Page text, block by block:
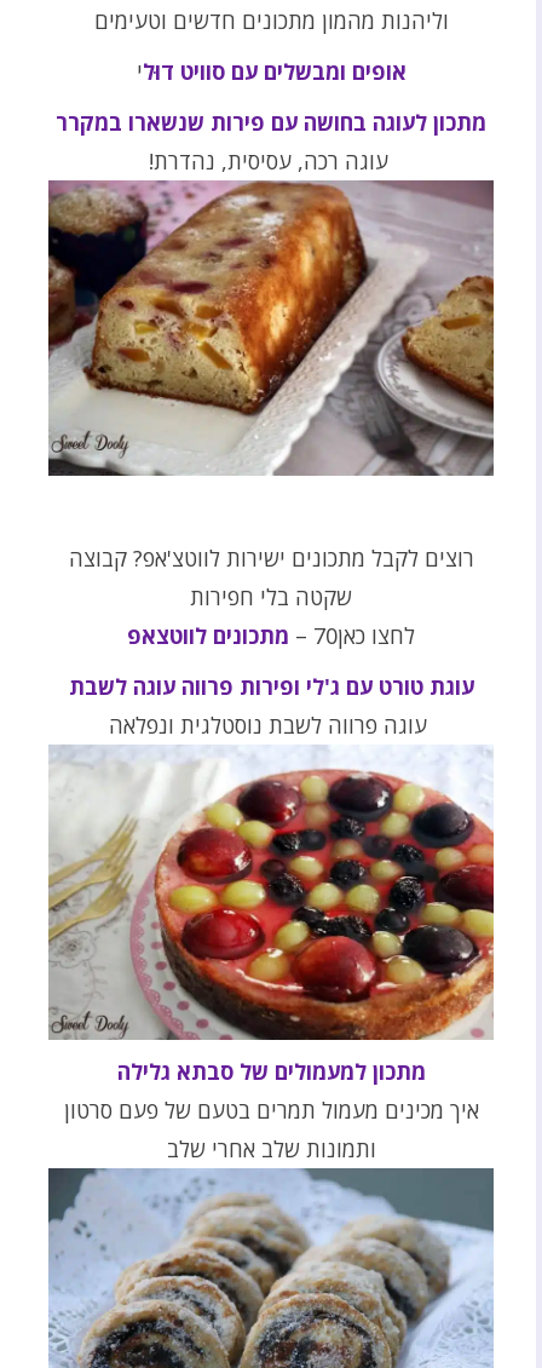
וליהנות מהמון מתכונים חדשים וטעימים
אופים ומבשלים עם סוויט דוּלי
מתכון לעוגה בחושה עם פירות שנשארו במקרר
עוגה רכה, עסיסית, נהדרת!
רוצים לקבל מתכונים ישירות לווטצ'אפ? קבוצה
שקטה בלי חפירות
לחצו כאן70 –
מתכונים לווטצאפ
עוגת טורט עם ג'לי ופירות פרווה עוגה לשבת
עוגה פרווה לשבת נוסטלגית ונפלאה
מתכון למעמולים של סבתא גלילה
איך מכינים מעמול תמרים בטעם של פעם סרטון
ותמונות שלב אחרי שלב